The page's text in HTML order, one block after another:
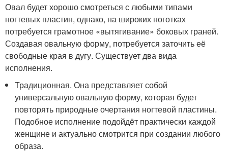
Овал будет хорошо смотреться с любыми типами
ногтевых пластин, однако, на широких ноготках
потребуется грамотное «вытягивание» боковых граней.
Создавая овальную форму, потребуется заточить её
свободные края в дугу. Существует два вида
исполнения.
Традиционная. Она представляет собой
универсальную овальную форму, которая будет
повторять природные очертания ногтевой пластины.
Подобное исполнение подойдёт практически каждой
женщине и актуально смотрится при создании любого
образа.